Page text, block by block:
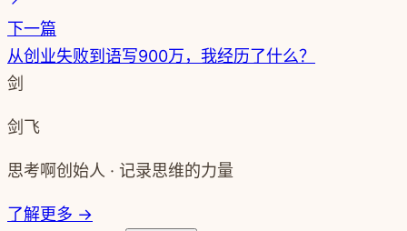
下一篇
从创业失败到语写900万，我经历了什么？
剑
剑飞
思考啊创始人 · 记录思维的力量
了解更多 →